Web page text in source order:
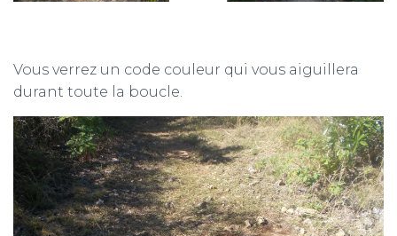
Vous verrez un code couleur qui vous aiguillera
durant toute la boucle.